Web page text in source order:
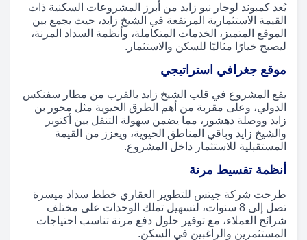
يُعد كمبوند لوجار نيو زايد من أبرز المشروعات السكنية ذات
القيمة الاستثمارية المرتفعة في الشيخ زايد، حيث يجمع بين
الموقع المتميز، الخدمات المتكاملة، وأنظمة السداد المرنة،
ليصبح خيارًا مثاليًا للسكن والاستثمار.
موقع جغرافي استراتيجي
يقع المشروع في قلب الشيخ زايد بالقرب من مطار سفنكس
الدولي، وعلى مقربة من أهم الطرق الحيوية مثل محور بن
زايد ووصلة دهشور، مما يضمن سهولة التنقل بين أكتوبر
والشيخ زايد وباقي المناطق الحيوية، ويعزز من القيمة
المستقبلية للاستثمار داخل المشروع.
أنظمة تقسيط مرنة
طرحت شركة جيتس للتطوير العقاري خطط سداد ميسرة
تصل إلى 8 سنوات، لتسهيل تملك الوحدات على مختلف
شرائح العملاء، مع توفير حلول دفع مرنة تناسب احتياجات
المستثمرين والراغبين في السكن.